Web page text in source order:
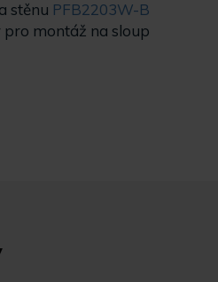
stěnu PFB2203W-B
pro montáž na sloup